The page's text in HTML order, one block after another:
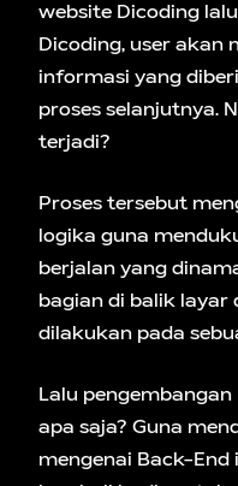
website Dicoding
Dicoding, user akan
informasi yang
proses selanjutnya.
terjadi?
Proses tersebut
logika guna
berjalan yang
bagian di balik layar
dilakukan pada
Lalu
apa saja? Guna
mengenai Back-End